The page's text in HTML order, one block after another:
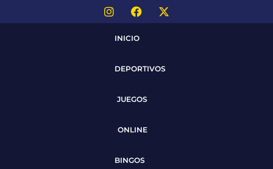
INICIO
DEPORTIVOS
JUEGOS
ONLINE
BINGOS